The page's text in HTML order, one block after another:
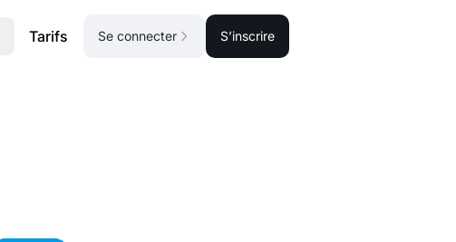
Tarifs Se connecter S’inscrire